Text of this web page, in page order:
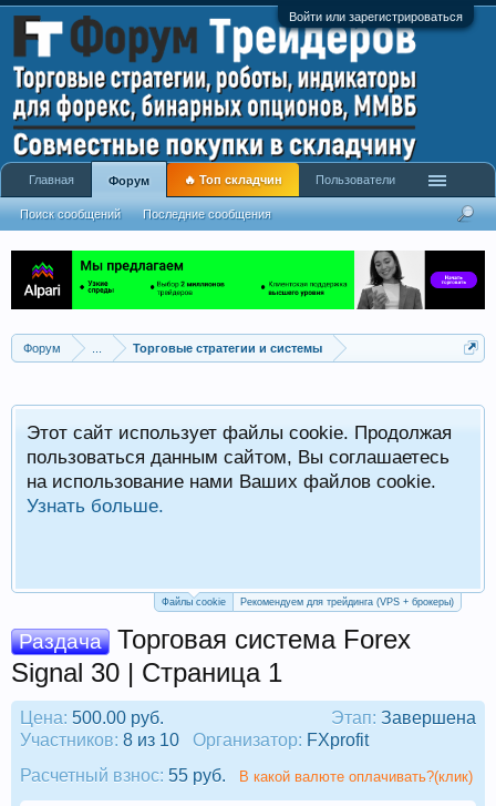
Войти или зарегистрироваться
Форум Торговые стратегии и системы
Этот сайт использует файлы cookie. Продолжая
пользоваться данным сайтом, Вы соглашаетесь
на использование нами Ваших файлов cookie.
Узнать больше.
Файлы cookie Рекомендуем для трейдинга (VPS + брокеры)
Раздача
Торговая система Forex
Signal 30 | Страница 1
Этап: Завершена
Цена: 500.00 руб.
Участников: 8 из 10 Организатор: FXprofit
Расчетный взнос: 55 руб. В какой валюте оплачивать?(клик)
Главная Форум
Поиск сообщений Последние сообщения
🔥 Топ складчин Пользователи